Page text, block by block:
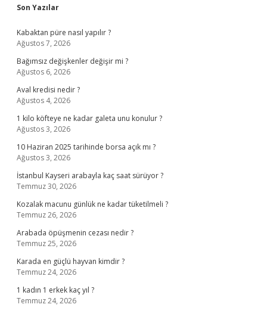
Sidebar
Son Yazılar
Kabaktan püre nasıl yapılır ?
Ağustos 7, 2026
Bağımsız değişkenler değişir mi ?
Ağustos 6, 2026
Aval kredisi nedir ?
Ağustos 4, 2026
1 kilo köfteye ne kadar galeta unu konulur ?
Ağustos 3, 2026
10 Haziran 2025 tarihinde borsa açık mı ?
Ağustos 3, 2026
İstanbul Kayseri arabayla kaç saat sürüyor ?
Temmuz 30, 2026
Kozalak macunu günlük ne kadar tüketilmeli ?
Temmuz 26, 2026
Arabada öpüşmenin cezası nedir ?
Temmuz 25, 2026
Karada en güçlü hayvan kimdir ?
Temmuz 24, 2026
1 kadın 1 erkek kaç yıl ?
Temmuz 24, 2026